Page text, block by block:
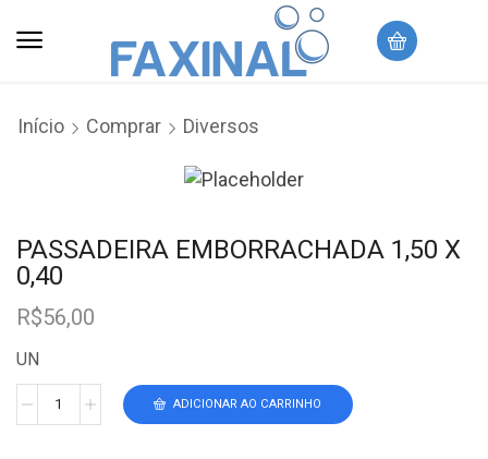
Início Comprar Diversos
PASSADEIRA EMBORRACHADA 1,50 X
0,40
R$56,00
UN
ADICIONAR AO CARRINHO